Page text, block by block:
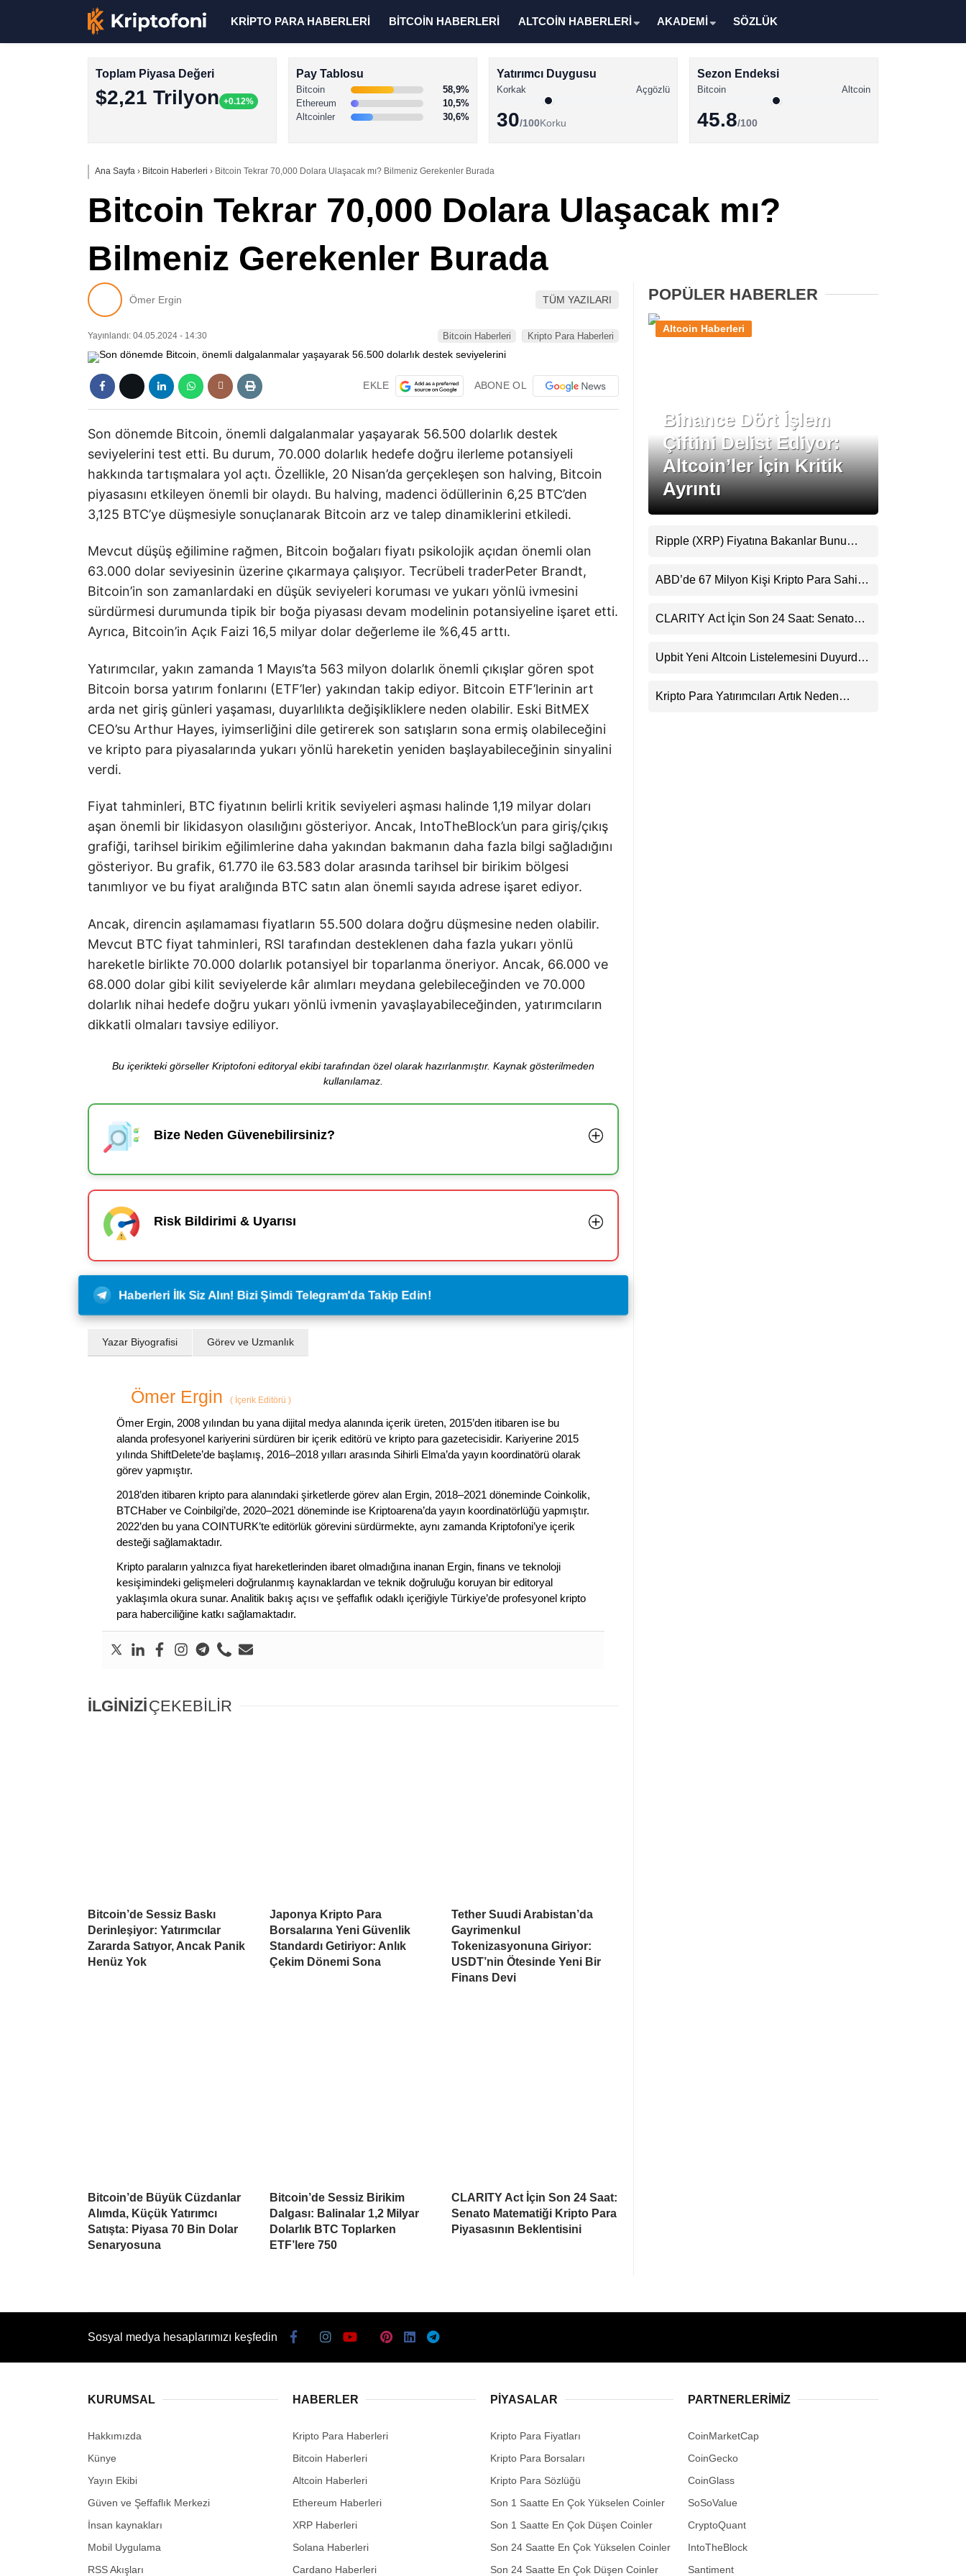
XRP Haberleri
LinkedIn
KRİPTO PARA HABERLERİ BİTCOİN HABERLERİ ALTCOİN HABERLERİ AKADEMİ SÖZLÜK
Toplam Piyasa Değeri
$2,21 Trilyon +0.12%
Pay Tablosu
Bitcoin
58,9%
Ethereum
10,5%
Altcoinler
30,6%
Yatırımcı Duygusu
Korkak Açgözlü
30/100Korku
Sezon Endeksi
Bitcoin Altcoin
45.8/100
Ana Sayfa › Bitcoin Haberleri › Bitcoin Tekrar 70,000 Dolara Ulaşacak mı? Bilmeniz Gerekenler Burada
Bitcoin Tekrar 70,000 Dolara Ulaşacak mı?
Bilmeniz Gerekenler Burada
Ömer Ergin TÜM YAZILARI
Yayınlandı: 04.05.2024 - 14:30 Bitcoin Haberleri Kripto Para Haberleri
EKLE ABONE OL
Son dönemde Bitcoin, önemli dalgalanmalar yaşayarak 56.500 dolarlık destek
seviyelerini test etti. Bu durum, 70.000 dolarlık hedefe doğru ilerleme potansiyeli
hakkında tartışmalara yol açtı. Özellikle, 20 Nisan’da gerçekleşen son halving, Bitcoin
piyasasını etkileyen önemli bir olaydı. Bu halving, madenci ödüllerinin 6,25 BTC’den
3,125 BTC’ye düşmesiyle sonuçlanarak Bitcoin arz ve talep dinamiklerini etkiledi.
Mevcut düşüş eğilimine rağmen, Bitcoin boğaları fiyatı psikolojik açıdan önemli olan
63.000 dolar seviyesinin üzerine çıkarmaya çalışıyor. Tecrübeli traderPeter Brandt,
Bitcoin’in son zamanlardaki en düşük seviyeleri koruması ve yukarı yönlü ivmesini
sürdürmesi durumunda tipik bir boğa piyasası devam modelinin potansiyeline işaret etti.
Ayrıca, Bitcoin’in Açık Faizi 16,5 milyar dolar değerleme ile %6,45 arttı.
Yatırımcılar, yakın zamanda 1 Mayıs’ta 563 milyon dolarlık önemli çıkışlar gören spot
Bitcoin borsa yatırım fonlarını (ETF’ler) yakından takip ediyor. Bitcoin ETF’lerinin art
arda net giriş günleri yaşaması, duyarlılıkta değişikliklere neden olabilir. Eski BitMEX
CEO’su Arthur Hayes, iyimserliğini dile getirerek son satışların sona ermiş olabileceğini
ve kripto para piyasalarında yukarı yönlü hareketin yeniden başlayabileceğinin sinyalini
verdi.
Fiyat tahminleri, BTC fiyatının belirli kritik seviyeleri aşması halinde 1,19 milyar doları
aşan önemli bir likidasyon olasılığını gösteriyor. Ancak, IntoTheBlock’un para giriş/çıkış
grafiği, tarihsel birikim eğilimlerine daha yakından bakmanın daha fazla bilgi sağladığını
gösteriyor. Bu grafik, 61.770 ile 63.583 dolar arasında tarihsel bir birikim bölgesi
tanımlıyor ve bu fiyat aralığında BTC satın alan önemli sayıda adrese işaret ediyor.
Ancak, direncin aşılamaması fiyatların 55.500 dolara doğru düşmesine neden olabilir.
Mevcut BTC fiyat tahminleri, RSI tarafından desteklenen daha fazla yukarı yönlü
hareketle birlikte 70.000 dolarlık potansiyel bir toparlanma öneriyor. Ancak, 66.000 ve
68.000 dolar gibi kilit seviyelerde kâr alımları meydana gelebileceğinden ve 70.000
dolarlık nihai hedefe doğru yukarı yönlü ivmenin yavaşlayabileceğinden, yatırımcıların
dikkatli olmaları tavsiye ediliyor.
Bu içerikteki görseller Kriptofoni editoryal ekibi tarafından özel olarak hazırlanmıştır. Kaynak gösterilmeden
kullanılamaz.
Bize Neden Güvenebilirsiniz?
Risk Bildirimi & Uyarısı
Haberleri İlk Siz Alın! Bizi Şimdi Telegram'da Takip Edin!
Yazar Biyografisi Görev ve Uzmanlık
Ömer Ergin ( İçerik Editörü )
Ömer Ergin, 2008 yılından bu yana dijital medya alanında içerik üreten, 2015’den itibaren ise bu
alanda profesyonel kariyerini sürdüren bir içerik editörü ve kripto para gazetecisidir. Kariyerine 2015
yılında ShiftDelete’de başlamış, 2016–2018 yılları arasında Sihirli Elma’da yayın koordinatörü olarak
görev yapmıştır.
2018’den itibaren kripto para alanındaki şirketlerde görev alan Ergin, 2018–2021 döneminde Coinkolik,
BTCHaber ve Coinbilgi’de, 2020–2021 döneminde ise Kriptoarena’da yayın koordinatörlüğü yapmıştır.
2022’den bu yana COINTURK’te editörlük görevini sürdürmekte, aynı zamanda Kriptofoni’ye içerik
desteği sağlamaktadır.
Kripto paraların yalnızca fiyat hareketlerinden ibaret olmadığına inanan Ergin, finans ve teknoloji
kesişimindeki gelişmeleri doğrulanmış kaynaklardan ve teknik doğruluğu koruyan bir editoryal
yaklaşımla okura sunar. Analitik bakış açısı ve şeffaflık odaklı içeriğiyle Türkiye’de profesyonel kripto
para haberciliğine katkı sağlamaktadır.
İLGİNİZİÇEKEBİLİR
Bitcoin’de Sessiz Baskı
Derinleşiyor: Yatırımcılar
Zararda Satıyor, Ancak Panik
Henüz Yok
Japonya Kripto Para
Borsalarına Yeni Güvenlik
Standardı Getiriyor: Anlık
Çekim Dönemi Sona
Tether Suudi Arabistan’da
Gayrimenkul
Tokenizasyonuna Giriyor:
USDT’nin Ötesinde Yeni Bir
Finans Devi
Bitcoin’de Büyük Cüzdanlar
Alımda, Küçük Yatırımcı
Satışta: Piyasa 70 Bin Dolar
Senaryosuna
Bitcoin’de Sessiz Birikim
Dalgası: Balinalar 1,2 Milyar
Dolarlık BTC Toplarken
ETF’lere 750
CLARITY Act İçin Son 24 Saat:
Senato Matematiği Kripto Para
Piyasasının Beklentisini
POPÜLER HABERLER
Binance Dört İşlem
Çiftini Delist Ediyor:
Altcoin’ler İçin Kritik
Ayrıntı
Altcoin Haberleri
Ripple (XRP) Fiyatına Bakanlar Bunu
Uyarı
ABD’de 67 Milyon Kişi Kripto Para Sahibi:
CLARITY Act İçin Son 24 Saat: Senato
Beklentisini Bozabilir
Upbit Yeni Altcoin Listelemesini Duyurdu:
Görecek
Kripto Para Yatırımcıları Artık Neden
Sosyal medya hesaplarımızı keşfedin
KURUMSAL
Hakkımızda
Künye
Yayın Ekibi
Güven ve Şeffaflık Merkezi
İnsan kaynakları
Mobil Uygulama
RSS Akışları
HABERLER
Kripto Para Haberleri
Bitcoin Haberleri
Altcoin Haberleri
Ethereum Haberleri
XRP Haberleri
Solana Haberleri
Cardano Haberleri
PIYASALAR
Kripto Para Fiyatları
Kripto Para Borsaları
Kripto Para Sözlüğü
Son 1 Saatte En Çok Yükselen Coinler
Son 1 Saatte En Çok Düşen Coinler
Son 24 Saatte En Çok Yükselen Coinler
Son 24 Saatte En Çok Düşen Coinler
PARTNERLERIMIZ
CoinMarketCap
CoinGecko
CoinGlass
SoSoValue
CryptoQuant
IntoTheBlock
Santiment